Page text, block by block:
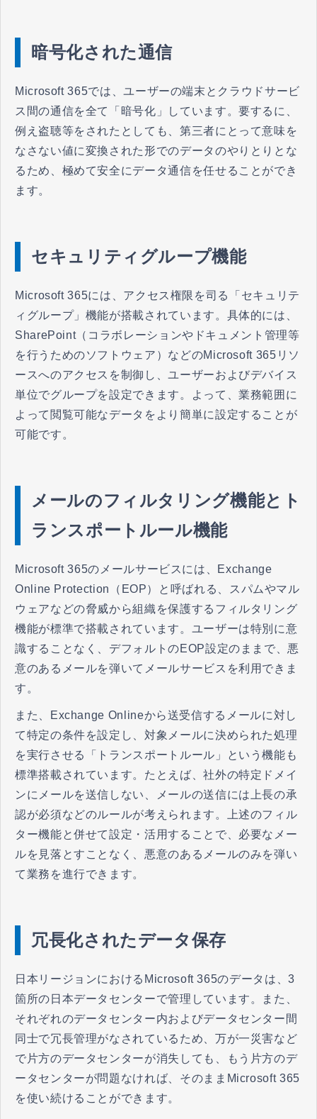
暗号化された通信
Microsoft 365では、ユーザーの端末とクラウドサービ
ス間の通信を全て「暗号化」しています。要するに、
例え盗聴等をされたとしても、第三者にとって意味を
なさない値に変換された形でのデータのやりとりとな
るため、極めて安全にデータ通信を任せることができ
ます。
セキュリティグループ機能
Microsoft 365には、アクセス権限を司る「セキュリテ
ィグループ」機能が搭載されています。具体的には、
SharePoint（コラボレーションやドキュメント管理等
を行うためのソフトウェア）などのMicrosoft 365リソ
ースへのアクセスを制御し、ユーザーおよびデバイス
単位でグループを設定できます。よって、業務範囲に
よって閲覧可能なデータをより簡単に設定することが
可能です。
メールのフィルタリング機能とト
ランスポートルール機能
Microsoft 365のメールサービスには、Exchange
Online Protection（EOP）と呼ばれる、スパムやマル
ウェアなどの脅威から組織を保護するフィルタリング
機能が標準で搭載されています。ユーザーは特別に意
識することなく、デフォルトのEOP設定のままで、悪
意のあるメールを弾いてメールサービスを利用できま
す。
また、Exchange Onlineから送受信するメールに対し
て特定の条件を設定し、対象メールに決められた処理
を実行させる「トランスポートルール」という機能も
標準搭載されています。たとえば、社外の特定ドメイ
ンにメールを送信しない、メールの送信には上長の承
認が必須などのルールが考えられます。上述のフィル
ター機能と併せて設定・活用することで、必要なメー
ルを見落とすことなく、悪意のあるメールのみを弾い
て業務を進行できます。
冗長化されたデータ保存
日本リージョンにおけるMicrosoft 365のデータは、3
箇所の日本データセンターで管理しています。また、
それぞれのデータセンター内およびデータセンター間
同士で冗長管理がなされているため、万が一災害など
で片方のデータセンターが消失しても、もう片方のデ
ータセンターが問題なければ、そのままMicrosoft 365
を使い続けることができます。